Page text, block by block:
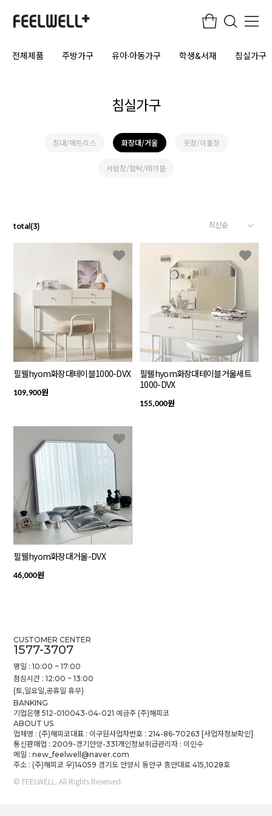
전체제품 주방가구 유아·아동가구 학생&서재 침실가구
침실가구
침대/매트리스 화장대/거울 옷장/이불장
서랍장/협탁/테이블
total (3)
필웰hyom화장대테이블1000-DVX
109,900원
필웰hyom화장대테이블거울세트
1000-DVX
155,000원
필웰hyom화장대거울-DVX
46,000원
CUSTOMER CENTER
1577-3707
평일 : 10:00 ~ 17:00
점심시간 : 12:00 ~ 13:00
(토,일요일,공휴일 휴무)
BANKING
기업은행 512-010043-04-021 예금주 (주)해피코
ABOUT US
업체명 : (주)해피코대표 : 이구원사업자번호 : 214-86-70263 [사업자정보확인]
통신판매업 : 2009-경기안양-331개인정보취급관리자 : 이인수
메일 : new_feelwell@naver.com
주소 : (주)해피코 우)14059 경기도 안양시 동안구 흥안대로 415,1028호
© FEELWELL. All Rights Reserved.